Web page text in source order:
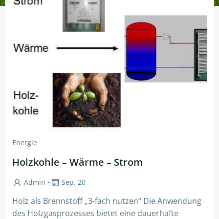
Energie
Holzkohle – Wärme – Strom
Admin - Sep. 20
Holz als Brennstoff „3-fach nutzen“ Die Anwendung
des Holzgasprozesses bietet eine dauerhafte